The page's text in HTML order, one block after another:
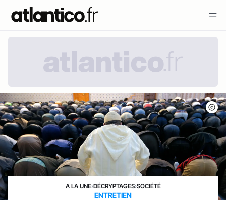
A LA UNE›DÉCRYPTAGES›SOCIÉTÉ
ENTRETIEN